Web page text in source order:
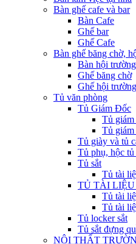
Bàn ghế cafe và bar
Bàn Cafe
Ghế bar
Ghế Cafe
Bàn ghế băng chờ,
Bàn hội trường
Ghế băng chờ
Ghế hội
Tủ văn phòng
Tủ Giám Đốc
Tủ
Tủ giám
Tủ giày và tủ
Tủ phụ, hộc
Tủ sắt
Tủ tài
TỦ TÀI LIỆU
Tủ tài
Tủ tài
Tủ locker sắt
Tủ sắt đựng
NỘI THẤT